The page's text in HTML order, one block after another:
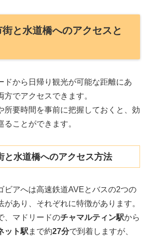
と水道橋へのアクセスと
ドから日帰り観光が可能な距離にあ
方でアクセスできます。
所要時間を事前に把握しておくと、効
ことができます。
と水道橋へのアクセス方法
ビアへは高速鉄道AVEとバスの2つの
があり、それぞれに特徴があります。
、マドリードのチャマルティン駅から
ット駅 まで約27分で到着しますが、